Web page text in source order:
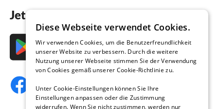
Jetzt die App downloaden
Diese Webseite verwendet Cookies.
Wir verwenden Cookies, um die Benutzerfreundlichkeit
unserer Website zu verbessern. Durch die weitere
Nutzung unserer Webseite stimmen Sie der Verwendung
von Cookies gemäß unserer Cookie-Richtlinie zu.
Unter Cookie-Einstellungen können Sie Ihre
Einstellungen anpassen oder die Zustimmung
widerrufen. Wenn Sie nicht zustimmen, werden nur